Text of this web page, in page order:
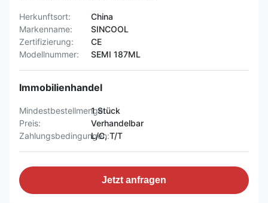
Herkunftsort:
China
Markenname:
SINCOOL
Zertifizierung:
CE
Modellnummer:
SEMI 187ML
Immobilienhandel
Mindestbestellmenge:1 Stück
Preis:
Verhandelbar
Zahlungsbedingungen:
L/C, T/T
Jetzt anfragen